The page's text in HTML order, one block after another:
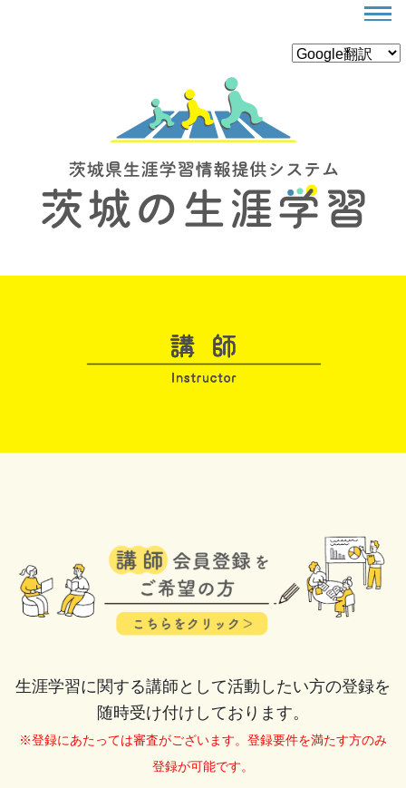
生涯学習に関する講師として活動したい方の登録を
随時受け付けしております。
※登録にあたっては審査がございます。登録要件を満たす方のみ
登録が可能です。